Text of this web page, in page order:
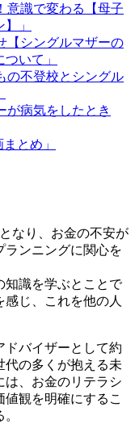
意識で変わる【母子
」
【シングルマザーの
いて」
の不登校とシングル
が病気をしたとき
とめ」
なり、お金の不安が
ランニングに関心を
知識を学ぶとことで
感じ、これを他の人
ドバイザーとして約
代の多くが抱える未
は、お金のリテラシ
観を明確にするこ